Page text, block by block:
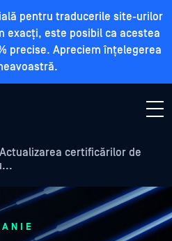
pentru traducerile site-urilor
exacți, este posibil ca acestea
precise. Apreciem înțelegerea
Actualizarea certificărilor de